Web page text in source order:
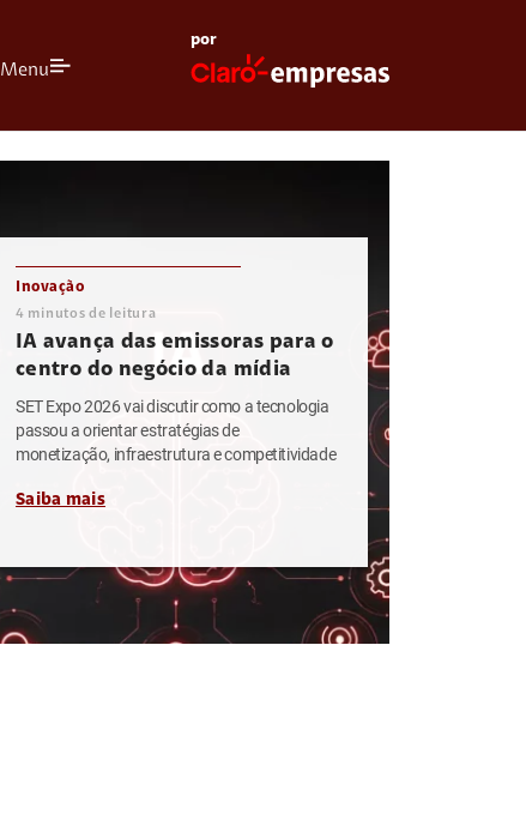
Menu
por
Inovação
4 minutos de leitura
IA avança das emissoras para o
centro do negócio da mídia
SET Expo 2026 vai discutir como a tecnologia
passou a orientar estratégias de
monetização, infraestrutura e competitividade
Saiba mais